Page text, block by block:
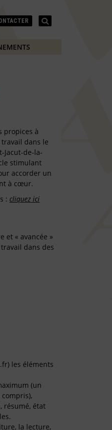
propices à
travail dans le
Jacut-de-la-
stimulant
accorder un
à cœur.
: cliquez ici
et « avancée »
dans des
les éléments
(un
résumé, état
la lecture,